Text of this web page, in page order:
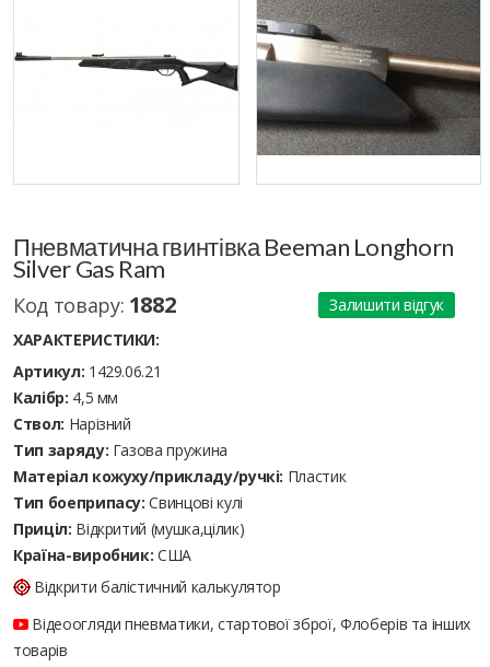
Пневматична гвинтівка Beeman Longhorn
Silver Gas Ram
Код товару: 1882
Залишити відгук
ХАРАКТЕРИСТИКИ:
Артикул: 1429.06.21
Калібр: 4,5 мм
Ствол: Нарізний
Тип заряду: Газова пружина
Матеріал кожуху/прикладу/ручкі: Пластик
Тип боеприпасу: Cвинцові кулі
Приціл: Відкритий (мушка,цілик)
Країна-виробник: США
Відкрити балістичний калькулятор
Відеоогляди пневматики, стартової зброї, Флоберів та інших
товарів